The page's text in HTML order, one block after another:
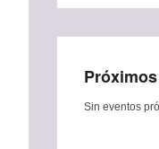
Sin eventos